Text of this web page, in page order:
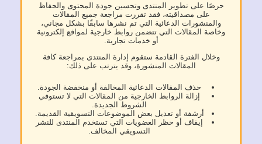
حرصًا على تطوير المنتدى وتحسين جودة المحتوى والحفاظ
على مصداقيته، فقد تقررت مراجعة جميع المقالات
والمنشورات الدعائية التي تم نشرها سابقًا بشكل مجاني،
وخاصة المقالات التي تتضمن روابط خارجية لمواقع إلكترونية
أو خدمات تجارية.
وخلال الفترة القادمة ستقوم إدارة المنتدى بمراجعة كافة
المقالات المنشورة، وقد يترتب على ذلك:
حذف المقالات الدعائية المخالفة أو منخفضة الجودة.
إزالة الروابط الخارجية من المقالات التي لا تستوفي
الشروط الجديدة.
أرشفة أو تعديل بعض الموضوعات التسويقية القديمة.
إيقاف أو حظر العضويات التي تستخدم المنتدى للنشر
التسويقي المخالف.